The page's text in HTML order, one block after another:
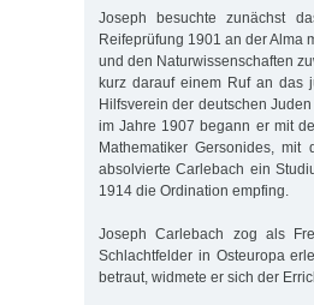
Joseph besuchte zunächst
Reifeprüfung 1901 an der Alma
und den Naturwissenschaften
kurz darauf einem Ruf an das
Hilfsverein der deutschen
im Jahre 1907 begann er mit
Mathematiker Gersonides,
absolvierte Carlebach ein
1914 die Ordination empfing.
Joseph Carlebach zog als
Schlachtfelder in Osteuropa
betraut, widmete er sich der